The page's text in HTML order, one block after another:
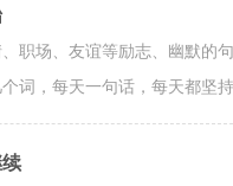
职场、友谊等励志、幽默的
词，每天一句话，每天都坚持